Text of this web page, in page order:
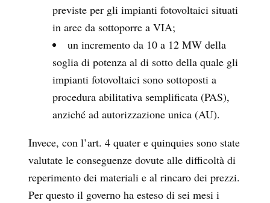
previste per gli impianti fotovoltaici situati
in aree da sottoporre a VIA;
un incremento da 10 a 12 MW della
soglia di potenza al di sotto della quale gli
impianti fotovoltaici sono sottoposti a
procedura abilitativa semplificata (PAS),
anziché ad autorizzazione unica (AU).
Invece, con l’art. 4 quater e quinquies sono state
valutate le conseguenze dovute alle difficoltà di
reperimento dei materiali e al rincaro dei prezzi.
Per questo il governo ha esteso di sei mesi i